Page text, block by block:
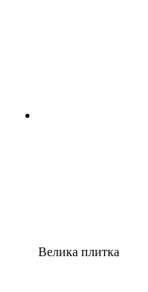
Велика плитка